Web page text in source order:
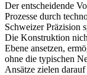
Der entscheidende
Prozesse durch
Schweizer Präzision
Die Konstruktion
Ebene ansetzen,
ohne die typischen
Ansätze zielen